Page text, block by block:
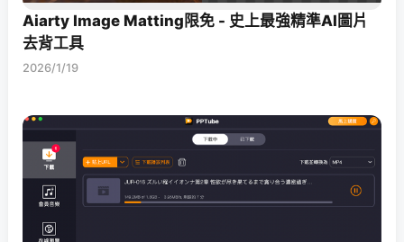
Aiarty Image Matting限免 - 史上最強精準AI圖片
去背工具
2026/1/19